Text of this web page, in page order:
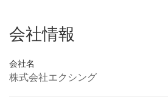
会社情報
会社名
株式会社エクシング